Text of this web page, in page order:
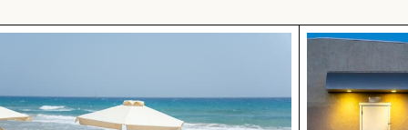
und Sonnenschirme am SandstrandStädtische